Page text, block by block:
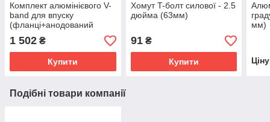
Комплект алюмінієвого V-
band для впуску
(фланці+анодований
хомут+ О-ринг) 89м
1 502 ₴
Купити
Хомут T-болт силової - 2.5
дюйма (63мм)
91₴
Купити
мм)
Подібні товари компанії